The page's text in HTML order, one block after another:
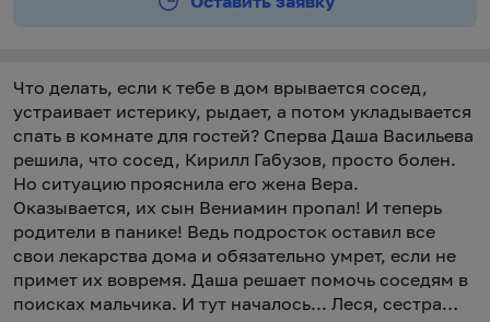
Что делать, если к тебе в дом врывается сосед,
устраивает истерику, рыдает, а потом укладывается
спать в комнате для гостей? Сперва Даша Васильева
решила, что сосед, Кирилл Габузов, просто болен.
Но ситуацию прояснила его жена Вера.
Оказывается, их сын Вениамин пропал! И теперь
родители в панике! Ведь подросток оставил все
свои лекарства дома и обязательно умрет, если не
примет их вовремя. Даша решает помочь соседям в
поисках мальчика. И тут началось... Леся, сестра